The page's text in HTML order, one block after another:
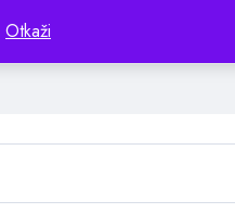
Otkaži